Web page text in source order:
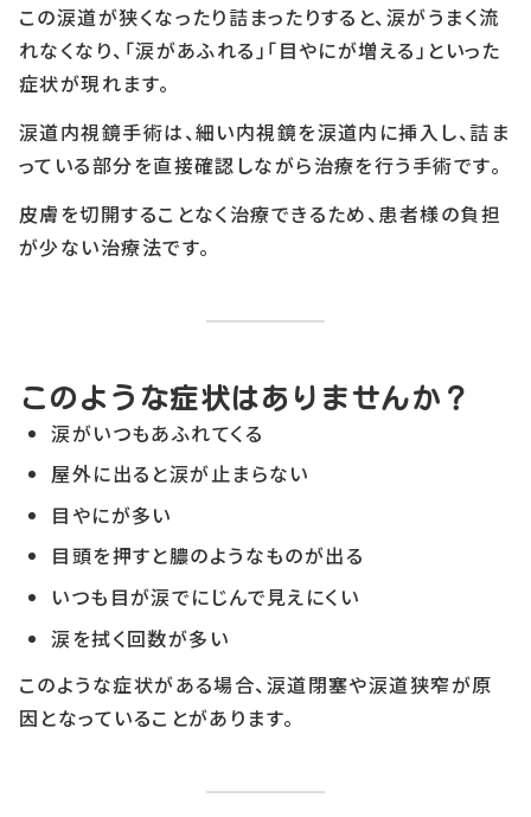
この涙道が狭くなったり詰まったりすると、涙がうまく流
れなくなり、「涙があふれる」「目やにが増える」といった
症状が現れます。
涙道内視鏡手術は、細い内視鏡を涙道内に挿入し、詰ま
っている部分を直接確認しながら治療を行う手術です。
皮膚を切開することなく治療できるため、患者様の負担
が少ない治療法です。
このような症状はありませんか？
涙がいつもあふれてくる
屋外に出ると涙が止まらない
目やにが多い
目頭を押すと膿のようなものが出る
いつも目が涙でにじんで見えにくい
涙を拭く回数が多い
このような症状がある場合、涙道閉塞や涙道狭窄が原
因となっていることがあります。